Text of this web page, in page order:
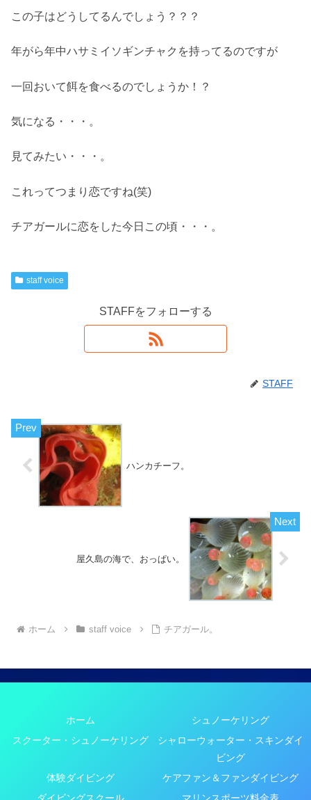
この子はどうしてるんでしょう？？？
年がら年中ハサミイソギンチャクを持ってるのですが
一回おいて餌を食べるのでしょうか！？
気になる・・・。
見てみたい・・・。
これってつまり恋ですね(笑)
チアガールに恋をした今日この頃・・・。
staff voice
STAFFをフォローする
STAFF
ハンカチーフ。
屋久島の海で、おっぱい。
ホーム staff voice チアガール。
ホーム
シュノーケリング
スクーター・シュノーケリング
シャローウォーター・スキンダイ
ビング
体験ダイビング
ケアファン＆ファンダイビング